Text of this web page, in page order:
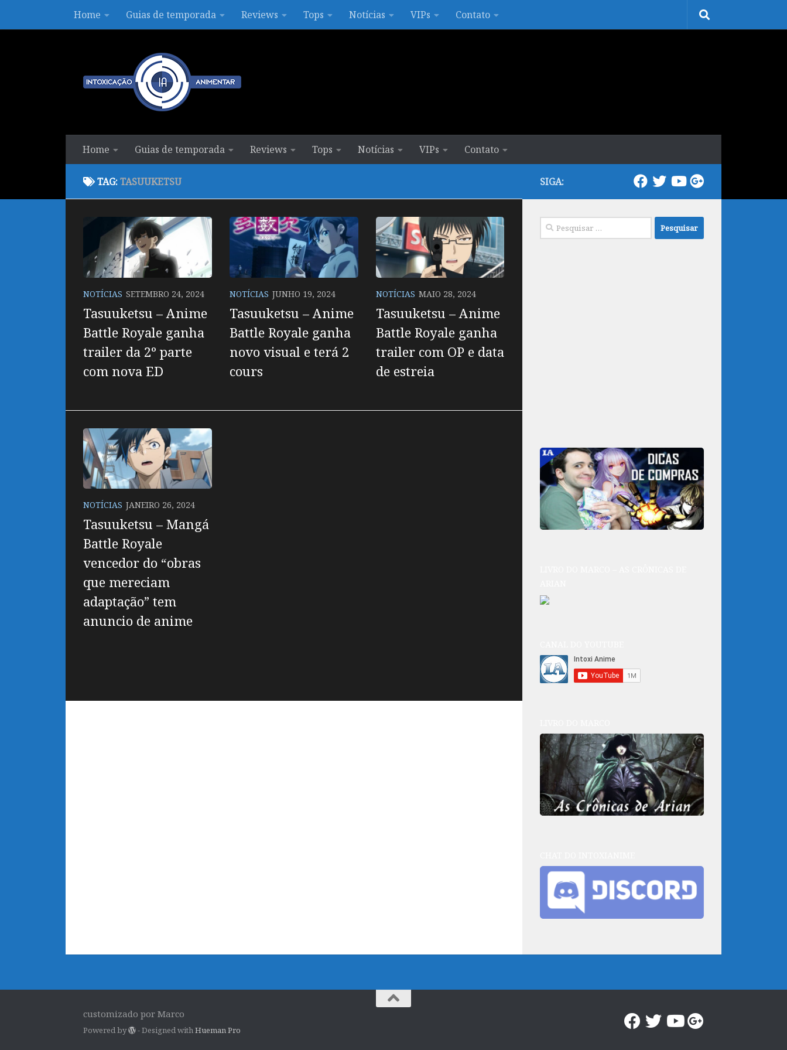
Skip to contentHome Guias de temporada Reviews Tops Notícias VIPs Contato
Home Guias de temporada Reviews Tops Notícias VIPs Contato
TAG:TASUUKETSU
NOTÍCIAS SETEMBRO 24, 2024
Tasuuketsu – Anime
Battle Royale ganha
trailer da 2º parte
com nova ED
NOTÍCIAS JUNHO 19, 2024
Tasuuketsu – Anime
Battle Royale ganha
novo visual e terá 2
cours
NOTÍCIAS MAIO 28, 2024
Tasuuketsu – Anime
Battle Royale ganha
trailer com OP e data
de estreia
NOTÍCIAS JANEIRO 26, 2024
Tasuuketsu – Mangá
Battle Royale
vencedor do “obras
que mereciam
adaptação” tem
anuncio de anime
SIGA:
Pesquisar
por:
customizado por Marco
Powered by - Designed withHueman Pro